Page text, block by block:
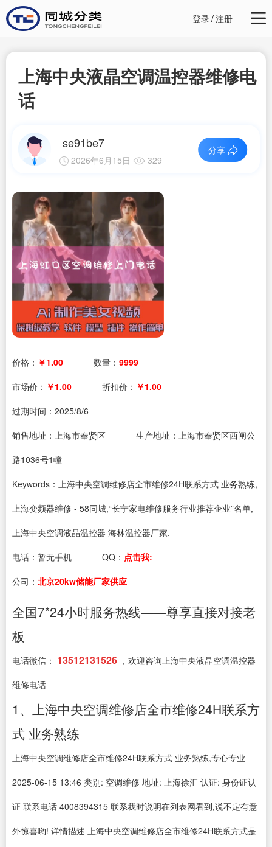
登录/注册
上海中央液晶空调温控器维修电
话
se91be7
2026年6月15日 329
分享
价格： ￥1.00 数量： 9999
市场价： ￥1.00 折扣价： ￥1.00
过期时间： 2025/8/6
销售地址：上海市奉贤区
生产地址：上海市奉贤区西闸公
路1036号1幢
Keywords：上海中央空调维修店全市维修24H联系方式 业务熟练,
上海变频器维修 - 58同城,“长宁家电维修服务行业推荐企业”名单,
上海中央空调液晶温控器 海林温控器厂家,
电话： 暂无手机 QQ： 点击我:
公司： 北京20kw储能厂家供应
全国7*24小时服务热线——尊享直接对接老
板
电话微信： 13512131526 ，欢迎咨询上海中央液晶空调温控器
维修电话
1、上海中央空调维修店全市维修24H联系方
式 业务熟练
上海中央空调维修店全市维修24H联系方式 业务熟练,专心专业
2025-06-15 13:46 类别: 空调维修 地址: 上海徐汇 认证: 身份证认
证 联系电话 4008394315 联系我时说明在列表网看到,说不定有意
外惊喜哟! 详情描述 上海中央空调维修店全市维修24H联系方式是